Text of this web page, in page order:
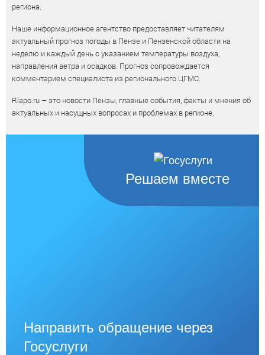
региона.
Наше информационное агентство предоставляет читателям
актуальный прогноз погоды в Пензе и Пензенской области на
неделю и каждый день с указанием температуры воздуха,
направления ветра и осадков. Прогноз сопровождается
комментарием специалиста из регионального ЦГМС.
Riapo.ru – это новости Пензы, главные события, факты и мнения об
актуальных и насущных вопросах и проблемах в регионе.
Решаем вместе
Направить обращение через
Госуслуги